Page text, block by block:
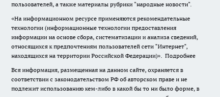
пользователей, а также материалы рубрики "народные новости".
«На информационном ресурсе применяются рекомендательные
технологии (информационные технологии предоставления
информации на основе сбора, систематизации и анализа сведений,
относящихся к предпочтениям пользователей сети "Интернет",
находящихся на территории Российской Федерации)». Подробнее
Вся информация, размещенная на данном сайте, охраняется в
соответствии с законодательством РФ об авторском праве и не
подлежит использованию кем-либо в какой бы то ни было форме, в